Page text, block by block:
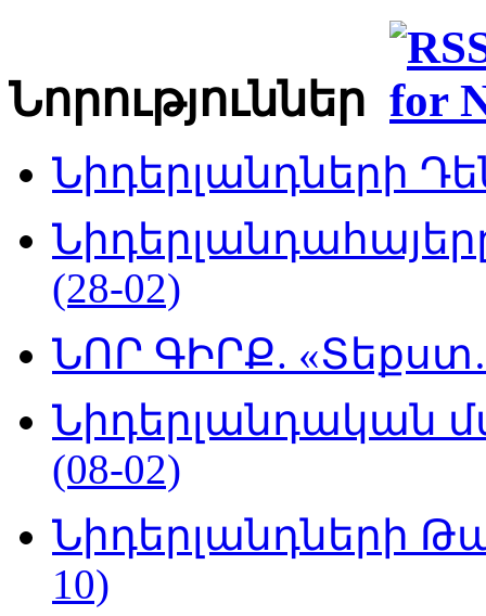
Նորություններ
Նիդերլանդների
(28-02)
ՆՈՐ ԳԻՐՔ.
Նիդերլանդական
(08-02)
Նիդերլանդների
10)